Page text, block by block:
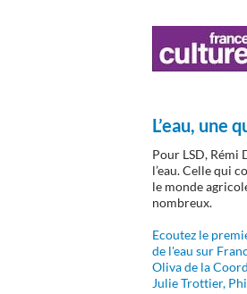
L’eau, une
Pour LSD, Rémi
l’eau. Celle qui
le monde
nombreux.
Ecoutez le
de l'eau sur
Oliva de la
Julie Trottier,